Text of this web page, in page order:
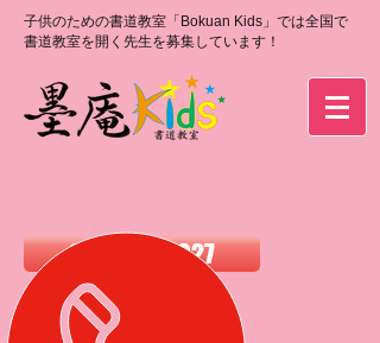
子供のための書道教室「Bokuan Kids」では全国で
書道教室を開く先生を募集しています！
0120-988-027